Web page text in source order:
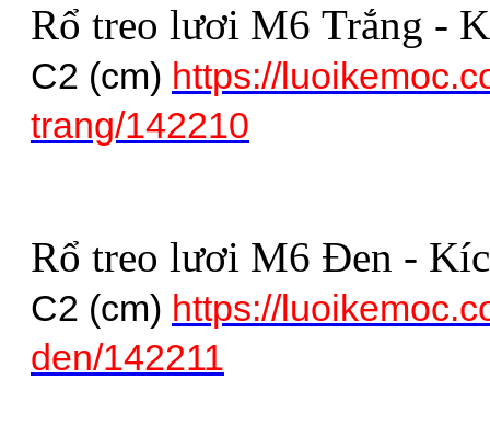
Rổ treo lươi M6 Trắng -
C2 (cm) https://
trang/142210
Rổ treo lươi M6 Đen -
C2 (cm) https://
den/142211